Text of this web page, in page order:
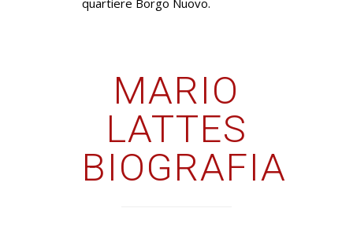
quartiere Borgo Nuovo.
MARIO
LATTES
BIOGRAFIA